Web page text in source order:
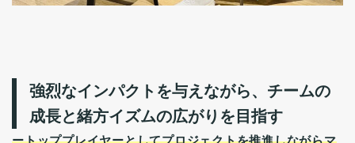
強烈なインパクトを与えながら、チームの
成長と緒方イズムの広がりを目指す
ートッププレイヤーとしてプロジェクトを推進しながらマ